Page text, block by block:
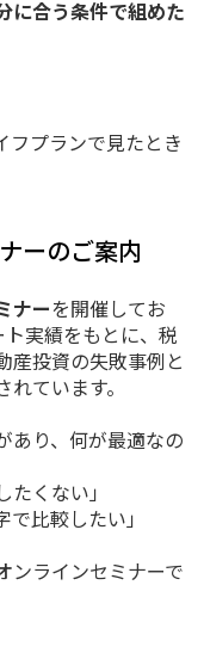
に合う条件で組めた
フプランで見たとき
ーのご案内
ナーを開催してお
実績をもとに、税
産投資の失敗事例と
ています。
あり、何が最適なの
くない」
で比較したい」
ンラインセミナーで